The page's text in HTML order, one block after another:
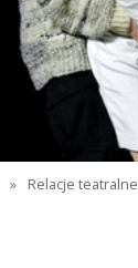
» Relacje teatralne